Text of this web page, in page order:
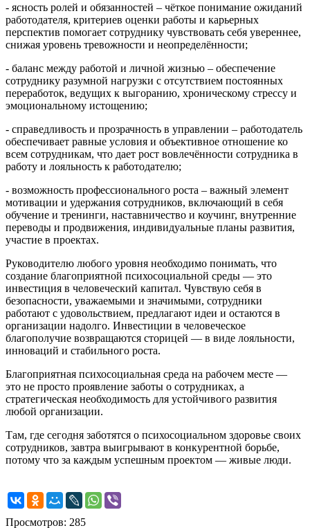
- ясность ролей и обязанностей – чёткое понимание ожиданий
работодателя, критериев оценки работы и карьерных
перспектив помогает сотруднику чувствовать себя увереннее,
снижая уровень тревожности и неопределённости;
- баланс между работой и личной жизнью – обеспечение
сотруднику разумной нагрузки с отсутствием постоянных
переработок, ведущих к выгоранию, хроническому стрессу и
эмоциональному истощению;
- справедливость и прозрачность в управлении – работодатель
обеспечивает равные условия и объективное отношение ко
всем сотрудникам, что дает рост вовлечённости сотрудника в
работу и лояльность к работодателю;
- возможность профессионального роста – важный элемент
мотивации и удержания сотрудников, включающий в себя
обучение и тренинги, наставничество и коучинг, внутренние
переводы и продвижения, индивидуальные планы развития,
участие в проектах.
Руководителю любого уровня необходимо понимать, что
создание благоприятной психосоциальной среды — это
инвестиция в человеческий капитал. Чувствую себя в
безопасности, уважаемыми и значимыми, сотрудники
работают с удовольствием, предлагают идеи и остаются в
организации надолго. Инвестиции в человеческое
благополучие возвращаются сторицей — в виде лояльности,
инноваций и стабильного роста.
Благоприятная психосоциальная среда на рабочем месте —
это не просто проявление заботы о сотрудниках, а
стратегическая необходимость для устойчивого развития
любой организации.
Там, где сегодня заботятся о психосоциальном здоровье своих
сотрудников, завтра выигрывают в конкурентной борьбе,
потому что за каждым успешным проектом — живые люди.
Просмотров: 285